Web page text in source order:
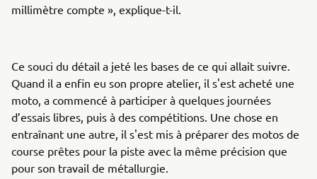
millimètre compte », explique-t-il.
Ce souci du détail a jeté les bases de ce qui allait suivre.
Quand il a enfin eu son propre atelier, il s'est acheté une
moto, a commencé à participer à quelques journées
d’essais libres, puis à des compétitions. Une chose en
entraînant une autre, il s'est mis à préparer des motos de
course prêtes pour la piste avec la même précision que
pour son travail de métallurgie.